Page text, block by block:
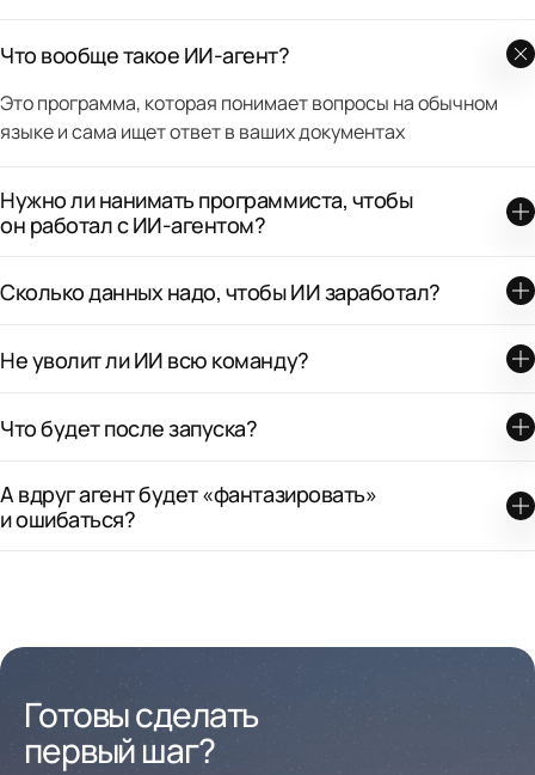
Что вообще такое ИИ-агент?
Это программа, которая понимает вопросы на обычном
языке и сама ищет ответ в ваших документах
Нужно ли нанимать программиста, чтобы
он работал с ИИ-агентом?
Сколько данных надо, чтобы ИИ заработал?
Не уволит ли ИИ всю команду?
Что будет после запуска?
А вдруг агент будет «фантазировать»
и ошибаться?
Готовы сделать
первый шаг?